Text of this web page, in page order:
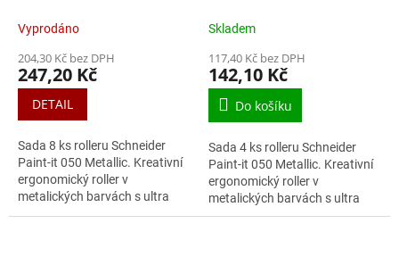
Vyprodáno
204,30 Kč bez DPH
247,20 Kč
DETAIL
Sada 8 ks rolleru Schneider
Paint-it 050 Metallic. Kreativní
ergonomický roller v
metalických barvách s ultra
hladkou špičkou. Inovativní
Skladem
117,40 Kč bez DPH
142,10 Kč
Do košíku
Sada 4 ks rolleru Schneider
Paint-it 050 Metallic. Kreativní
ergonomický roller v
metalických barvách s ultra
hladkou špičkou. Inovativní